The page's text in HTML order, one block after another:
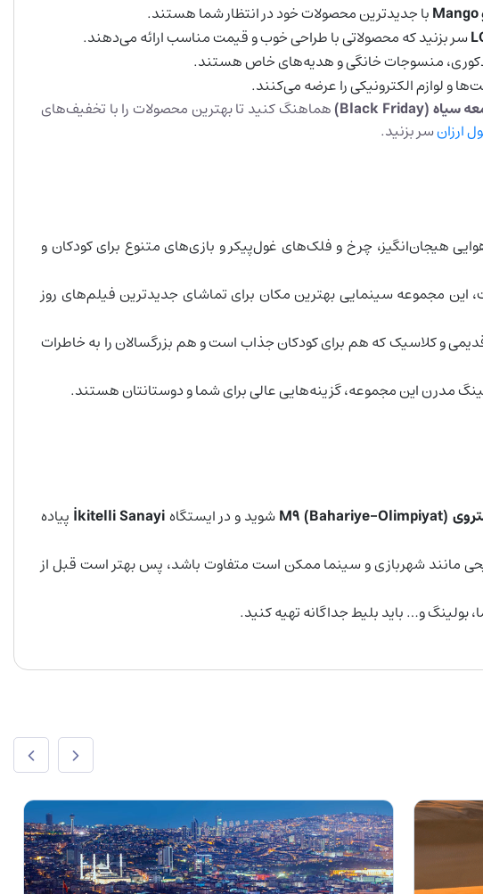
Mangoبا جدیدترین محصولات خود در انتظار شما هستند.
سر بزنید که محصولاتی با طراحی خوب و قیمت مناسب ارائه می‌دهند.
دکوری، منسوجات خانگی و هدیه‌های خاص هستند.
و لوازم الکترونیکی را عرضه می‌کنند.
سیاه (Black Friday
)هماهنگ کنید تا بهترین محصولات را با تخفیف‌های
ارزانسر بزنید.
هیجان‌انگیز، چرخ و فلک‌های غول‌پیکر و بازی‌های متنوع برای کودکان و
این مجموعه سینمایی بهترین مکان برای تماشای جدیدترین فیلم‌های روز
و کلاسیک که هم برای کودکان جذاب است و هم بزرگسالان را به خاطرات
مدرن این مجموعه، گزینه‌هایی عالی برای شما و دوستانتان هستند.
M9 (Bahariye-Olimpiyat)شوید و در ایستگاه İkitelli Sanayi پیاده
ساعات کاری بخش‌های تفریحی مانند شهربازی و سینما ممکن است متفاوت باشد، پس بهتر است قبل از
بولینگ و… باید بلیط جداگانه تهیه کنید.